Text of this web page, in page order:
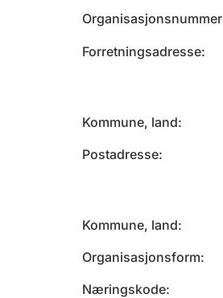
Organisasjonsnummer
Forretningsadresse
Kommune, land
Postadresse
Kommune, land
Organisasjonsform
Næringskode